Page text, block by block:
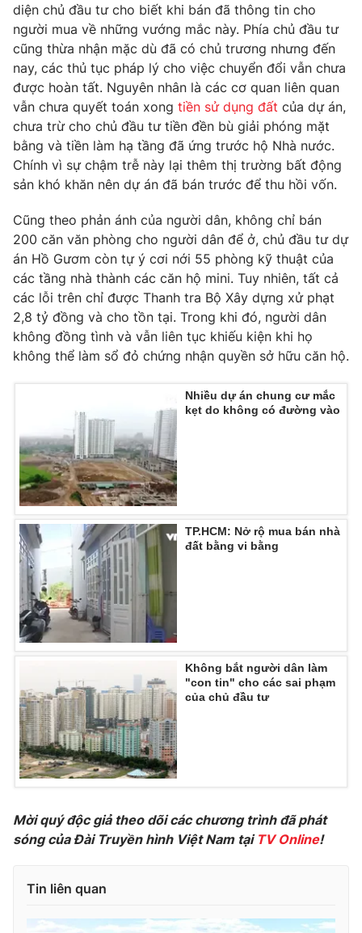
Chất lượng cuộc sống
Học trực tuyến
Công nghệ
Hitech Công nghệ tương lai
Sản phẩm
Thị trường
Tư vấn
Giao lưu trực tuyến
Lịch phát sóng
Chuyên mục khác
Emagazine Podcast
Photo Infographic
Video Shorts video
VTV Money VTV Thể thao
Thị trường 24h
VTV4 Vươn mình bằng AI
VTV9 VTV8
Liên hệ tòa soạn
THỜI BÁO VTV
Theo dõi báo trên
Cơ quan chủ quản:Đài Truyền hình Việt Nam
Giấy phép hoạt động báo in và báo điện tử số 483/GP-BTTTT
cấp ngày 29/12/2023
Phó Tổng Biên tập:
Nguyễn Trọng Ninh
Tổng đài VTV:024.38 355 931 - 024.38 355 932
diện chủ đầu tư cho biết khi bán đã thông tin cho
người mua về những vướng mắc này. Phía chủ đầu tư
cũng thừa nhận mặc dù đã có chủ trương nhưng đến
nay, các thủ tục pháp lý cho việc chuyển đổi vẫn chưa
được hoàn tất. Nguyên nhân là các cơ quan liên quan
vẫn chưa quyết toán xong tiền sử dụng đất của dự án,
chưa trừ cho chủ đầu tư tiền đền bù giải phóng mặt
bằng và tiền làm hạ tầng đã ứng trước hộ Nhà nước.
Chính vì sự chậm trễ này lại thêm thị trường bất động
sản khó khăn nên dự án đã bán trước để thu hồi vốn.
Cũng theo phản ánh của người dân, không chỉ bán
200 căn văn phòng cho người dân để ở, chủ đầu tư dự
án Hồ Gươm còn tự ý cơi nới 55 phòng kỹ thuật của
các tầng nhà thành các căn hộ mini. Tuy nhiên, tất cả
các lỗi trên chỉ được Thanh tra Bộ Xây dựng xử phạt
2,8 tỷ đồng và cho tồn tại. Trong khi đó, người dân
không đồng tình và vẫn liên tục khiếu kiện khi họ
không thể làm sổ đỏ chứng nhận quyền sở hữu căn hộ.
Nhiều dự án chung cư mắc
kẹt do không có đường vào
TP.HCM: Nở rộ mua bán nhà
đất bằng vi bằng
Không bắt người dân làm
"con tin" cho các sai phạm
của chủ đầu tư
Mời quý độc giả theo dõi các chương trình đã phát
sóng của Đài Truyền hình Việt Nam tại TV Online!
Tin liên quan